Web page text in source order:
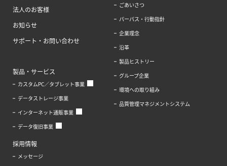
法人のお客様
お知らせ
サポート・お問い合わせ
製品・サービス
カスタムPC／タブレット事業
データストレージ事業
インターネット通販事業
データ復旧事業
ごあいさつ
パーパス・行動指針
企業理念
沿革
製品ヒストリー
グループ企業
環境への取り組み
品質管理マネジメントシステム
採用情報
メッセージ